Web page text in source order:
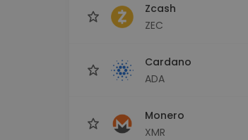
Zcash
ZEC
Cardano
ADA
Monero
XMR